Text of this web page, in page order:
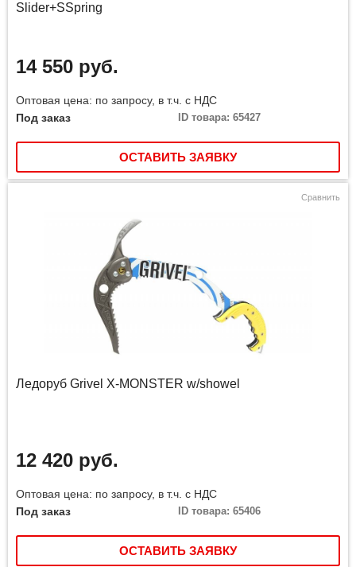
Slider+SSpring
14 550 руб.
Оптовая цена: по запросу, в т.ч. с НДС
Под заказ
ID товара: 65427
ОСТАВИТЬ ЗАЯВКУ
Сравнить
Ледоруб Grivel X-MONSTER w/showel
12 420 руб.
Оптовая цена: по запросу, в т.ч. с НДС
Под заказ
ID товара: 65406
ОСТАВИТЬ ЗАЯВКУ